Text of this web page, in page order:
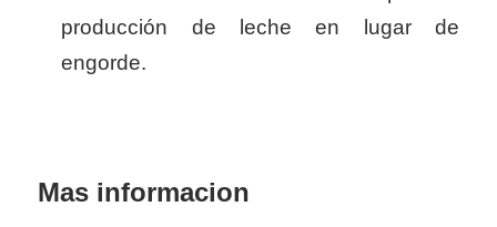
producción de leche en lugar de
engorde.
Mas informacion